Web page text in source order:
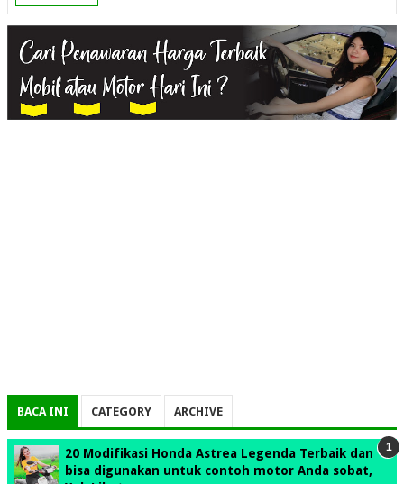
BACA INI CATEGORY ARCHIVE
20 Modifikasi Honda Astrea Legenda Terbaik dan
bisa digunakan untuk contoh motor Anda sobat,